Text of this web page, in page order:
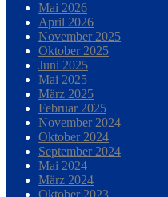
Mai 2026
April 2026
November 2025
Oktober 2025
Juni 2025
Mai 2025
März 2025
Februar 2025
November 2024
Oktober 2024
September 2024
Mai 2024
März 2024